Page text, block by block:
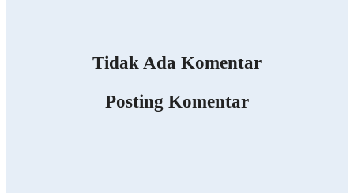
Tidak Ada Komentar
Posting Komentar